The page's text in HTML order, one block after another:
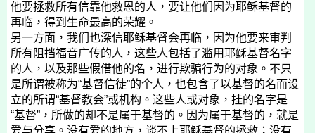
他要拯救所有信靠他救恩的人，要让他们因为耶稣基督的
再临，得到生命最高的荣耀。
另一方面，我们也深信耶稣基督会再临，因为他要来审判
所有阻挡福音广传的人，这些人包括了滥用耶稣基督名字
的人，以及那些假借他的名，进行欺骗行为的对象。不只
是所谓被称为“基督信徒”的个人，也包含了以基督的名而设
立的所谓“基督教会”或机构。这些人或对象，挂的名字是
“基督”，所做的却不是属于基督的。因为属于基督的，就是
爱与分享。没有爱的地方，谈不上耶稣基督的拯救；没有